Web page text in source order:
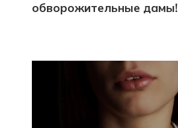
обворожительные дамы!